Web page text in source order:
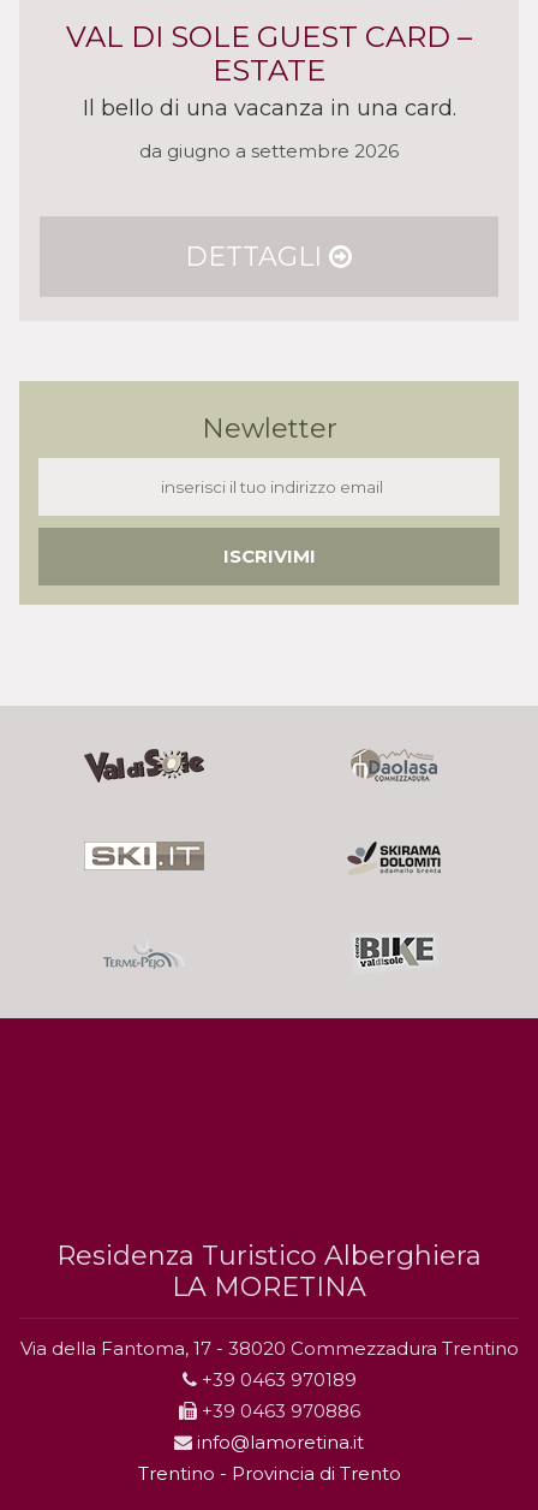
VAL DI SOLE GUEST CARD –
ESTATE
Il bello di una vacanza in una card.
da giugno a settembre 2026
DETTAGLI
Newletter
Residenza Turistico Alberghiera
LA MORETINA
Via della Fantoma, 17 - 38020 Commezzadura Trentino
+39 0463 970189
+39 0463 970886
info@lamoretina.it
Trentino - Provincia di Trento